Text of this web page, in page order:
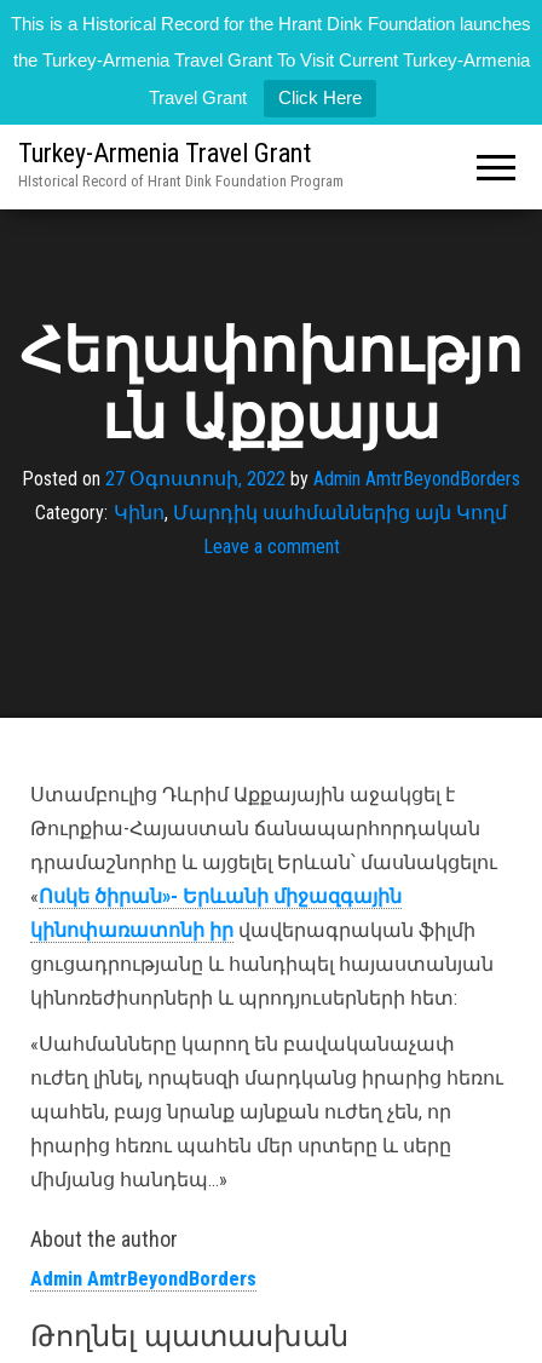
This is a Historical Record for the Hrant Dink Foundation launches
the Turkey-Armenia Travel Grant To Visit Current Turkey-Armenia
Travel Grant
Click Here
Turkey-Armenia Travel Grant
HIstorical Record of Hrant Dink Foundation Program
Հեղափոխությո
ւն Աքքայա
Posted on 27 Օգոստոսի, 2022 by Admin AmtrBeyondBorders
Category: Կինո, Մարդիկ սահմաններից այն Կողմ
Leave a comment
Ստամբուլից Դևրիմ Աքքայային աջակցել է
Թուրքիա-Հայաստան ճանապարհորդական
դրամաշնորհը և այցելել Երևան՝ մասնակցելու
«Ոսկե ծիրան»- Երևանի միջազգային
կինոփառատոնի իր վավերագրական ֆիլմի
ցուցադրությանը և հանդիպել հայաստանյան
կինոռեժիսորների և պրոդյուսերների հետ:
«Սահմանները կարող են բավականաչափ
ուժեղ լինել, որպեսզի մարդկանց իրարից հեռու
պահեն, բայց նրանք այնքան ուժեղ չեն, որ
իրարից հեռու պահեն մեր սրտերը և սերը
միմյանց հանդեպ…»
About the author
Admin AmtrBeyondBorders
Թողնել պատասխան